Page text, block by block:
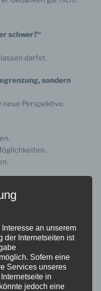
schwer?“
darfst.
sondern
neue Perspektive.
der Geist folgt
Zeit etwas Neues. Dein
und beginnt, deiner
du ihn zwingst,
wenn du eine
an unserem
der Internetseiten ist
Sofern eine
Services unseres
in
jedoch eine